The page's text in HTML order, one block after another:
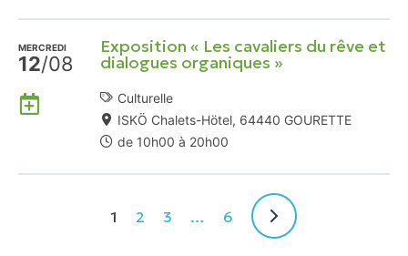
mon
Agenda
Google
MERCREDI
12/08
Exposition « Les cavaliers du rêve et
dialogues organiques »
Culturelle
ISKÖ Chalets-Hötel, 64440 GOURETTE
de 10h00 à 20h00
Ajouter
Agenda
1 2 3 … 6